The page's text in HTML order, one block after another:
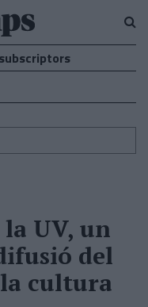
UV, un
del
cultura